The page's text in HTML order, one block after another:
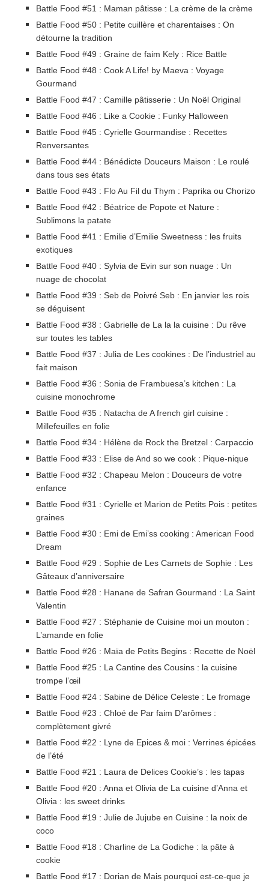
Battle Food #51 : Maman pâtisse : La crème de la crème
Battle Food #50 : Petite cuillère et charentaises : On
détourne la tradition
Battle Food #49 : Graine de faim Kely : Rice Battle
Battle Food #48 : Cook A Life! by Maeva : Voyage
Gourmand
Battle Food #47 : Camille pâtisserie : Un Noël Original
Battle Food #46 : Like a Cookie : Funky Halloween
Battle Food #45 : Cyrielle Gourmandise : Recettes
Renversantes
Battle Food #44 : Bénédicte Douceurs Maison : Le roulé
dans tous ses états
Battle Food #43 : Flo Au Fil du Thym : Paprika ou Chorizo
Battle Food #42 : Béatrice de Popote et Nature :
Sublimons la patate
Battle Food #41 : Emilie d’Emilie Sweetness : les fruits
exotiques
Battle Food #40 : Sylvia de Evin sur son nuage : Un
nuage de chocolat
Battle Food #39 : Seb de Poivré Seb : En janvier les rois
se déguisent
Battle Food #38 : Gabrielle de La la la cuisine : Du rêve
sur toutes les tables
Battle Food #37 : Julia de Les cookines : De l’industriel au
fait maison
Battle Food #36 : Sonia de Frambuesa’s kitchen : La
cuisine monochrome
Battle Food #35 : Natacha de A french girl cuisine :
Millefeuilles en folie
Battle Food #34 : Hélène de Rock the Bretzel : Carpaccio
Battle Food #33 : Elise de And so we cook : Pique-nique
Battle Food #32 : Chapeau Melon : Douceurs de votre
enfance
Battle Food #31 : Cyrielle et Marion de Petits Pois : petites
graines
Battle Food #30 : Emi de Emi’ss cooking : American Food
Dream
Battle Food #29 : Sophie de Les Carnets de Sophie : Les
Gâteaux d’anniversaire
Battle Food #28 : Hanane de Safran Gourmand : La Saint
Valentin
Battle Food #27 : Stéphanie de Cuisine moi un mouton :
L’amande en folie
Battle Food #26 : Maïa de Petits Begins : Recette de Noël
Battle Food #25 : La Cantine des Cousins : la cuisine
trompe l’œil
Battle Food #24 : Sabine de Délice Celeste : Le fromage
Battle Food #23 : Chloé de Par faim D’arômes :
complètement givré
Battle Food #22 : Lyne de Epices & moi : Verrines épicées
de l’été
Battle Food #21 : Laura de Delices Cookie’s : les tapas
Battle Food #20 : Anna et Olivia de La cuisine d’Anna et
Olivia : les sweet drinks
Battle Food #19 : Julie de Jujube en Cuisine : la noix de
coco
Battle Food #18 : Charline de La Godiche : la pâte à
cookie
Battle Food #17 : Dorian de Mais pourquoi est-ce-que je